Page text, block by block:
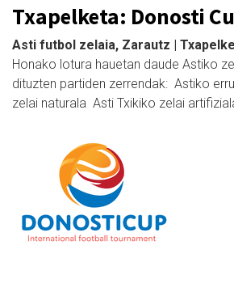
Txapelketa: Donosti
Asti futbol zelaia, Zarautz |
Honako lotura hauetan daude Astiko
dituzten partiden zerrendak: Astiko
zelai naturala Asti Txikiko zelai